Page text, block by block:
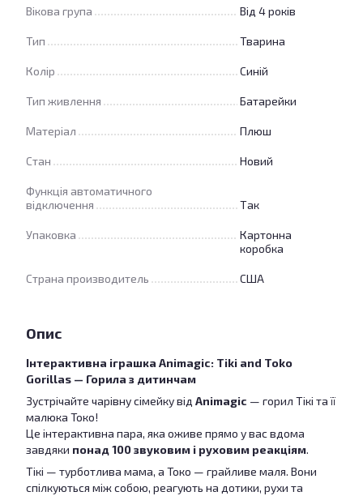
Вікова група Від 4 років
Тип Тварина
Колір Синій
Тип живлення Батарейки
Матеріал Плюш
Стан Новий
Функція автоматичного
відключення
Так
Упаковка
Картонна
коробка
Страна производитель США
Опис
Інтерактивна іграшка Animagic: Tiki and Toko
Gorillas — Горила з дитинчам
Зустрічайте чарівну сімейку від Animagic — горил Тікі та її
малюка Токо!
Це інтерактивна пара, яка оживе прямо у вас вдома
завдяки понад 100 звуковим і руховим реакціям.
Тікі — турботлива мама, а Токо — грайливе маля. Вони
спілкуються між собою, реагують на дотики, рухи та